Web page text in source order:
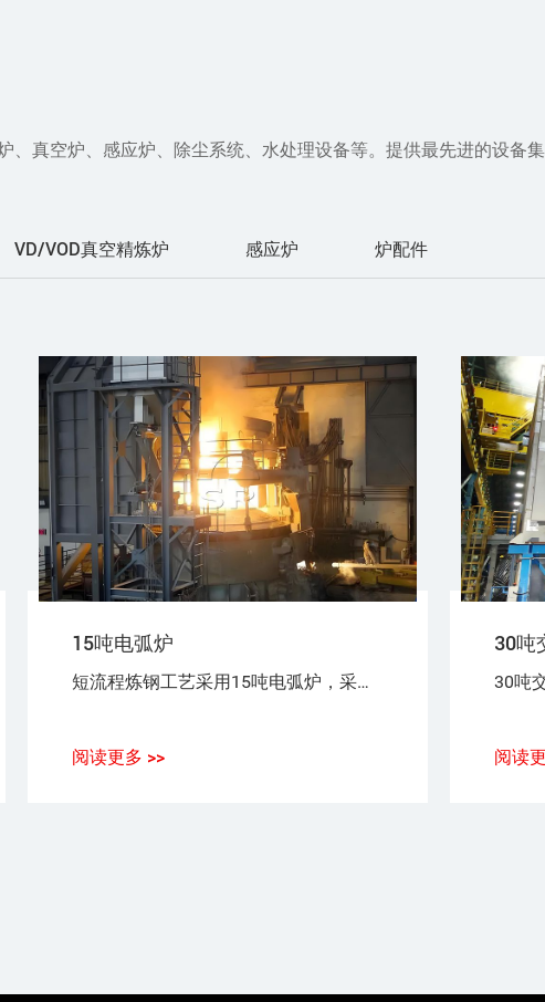
、真空炉、感应炉、除尘系统、水处理设备等。提供最先进的设备
VD/VOD真空精炼炉 感应炉 炉配件
15吨电弧炉
短流程炼钢工艺采用15吨电弧炉，采用100%废钢或废钢+铁水（生铁），或废钢+海绵铁（DRI）作为炼钢原料。
阅读更多 >>
30吨
阅读